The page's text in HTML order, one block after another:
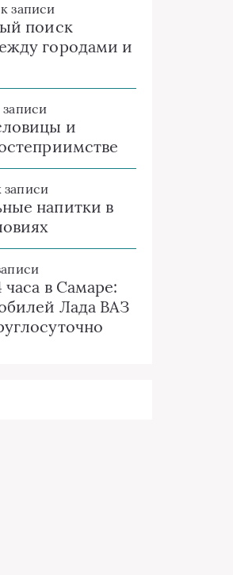
к записи
поиск
городами и
записи
и
записи
напитки в
в Самаре:
Лада ВАЗ